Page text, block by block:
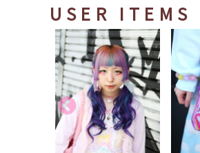
USER ITEMS